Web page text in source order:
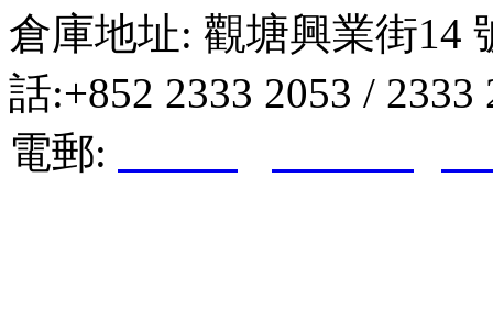
倉庫地址: 觀塘興業街14
話:+852 2333 2053 /
電郵: